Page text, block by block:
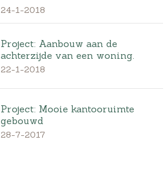
24-1-2018
Project: Aanbouw aan de
achterzijde van een woning.
22-1-2018
Project: Mooie kantooruimte
gebouwd
28-7-2017